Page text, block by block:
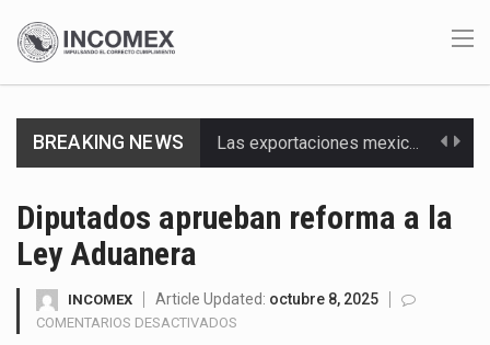
BREAKING NEWS Las exportaciones mexicanas de vehículos ligeros disminuyeron 9.67 % en julio a tasa anual, alcanzando…
Solo el 17.8 % de las empresas en México se considera totalmente preparada para la…
Diputados aprueban reforma a la
Ley Aduanera
INCOMEX Article Updated: octubre 8, 2025
COMENTARIOS DESACTIVADOS